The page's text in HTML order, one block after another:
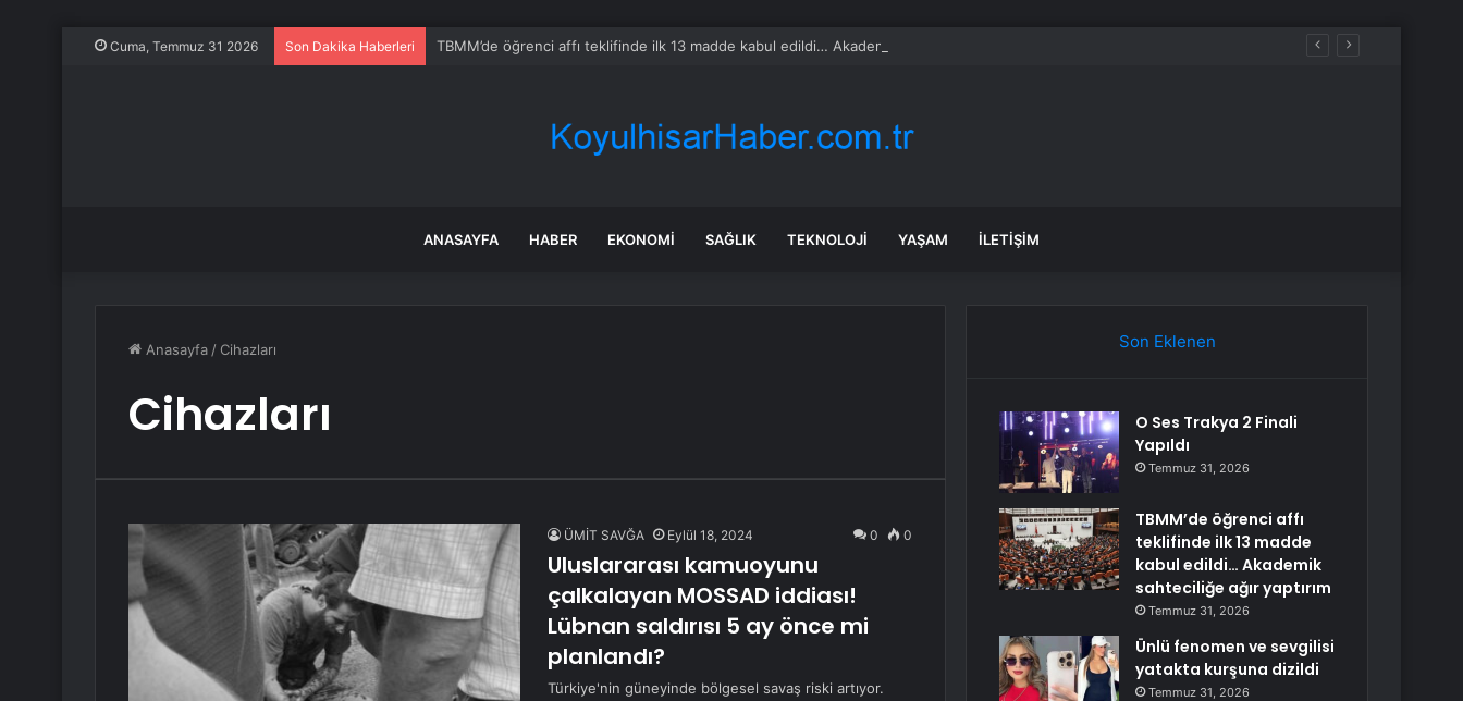
Cuma, Temmuz 31 2026 Son Dakika Haberleri TBMM’de öğrenci affı teklifinde ilk 13 madde kabul edildi… Akademik sahteciliğe ağır yaptırım
ANASAYFA HABER EKONOMI SAĞLIK TEKNOLOJI YAŞAM İLETIŞIM
Anasayfa / Cihazları
Cihazları
ÜMİT SAVĞA Eylül 18, 2024 0 0
Uluslararası kamuoyunu
çalkalayan MOSSAD iddiası!
Lübnan saldırısı 5 ay önce mi
planlandı?
Türkiye'nin güneyinde bölgesel savaş riski artıyor.
Son Eklenen
O Ses Trakya 2 Finali
Yapıldı
Temmuz 31, 2026
TBMM’de öğrenci affı
teklifinde ilk 13 madde
kabul edildi… Akademik
sahteciliğe ağır yaptırım
Temmuz 31, 2026
Ünlü fenomen ve sevgilisi
yatakta kurşuna dizildi
Temmuz 31, 2026